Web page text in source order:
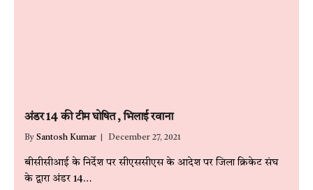
अंडर 14 की टीम घोषित , भिलाई रवाना
By Santosh Kumar December 27, 2021
बीसीसीआई के निर्देश पर सीएससीएस के आदेश पर जिला क्रिकेट संघ
के द्वारा अंडर 14…